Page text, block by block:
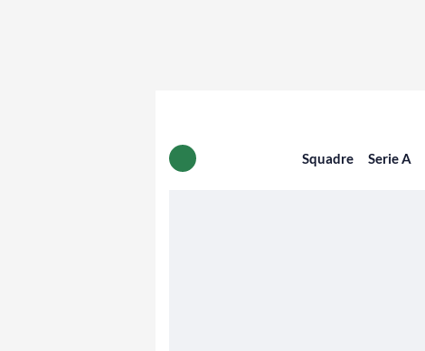
Squadre Serie A